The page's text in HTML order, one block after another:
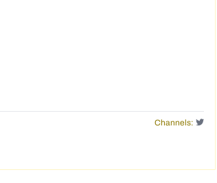
Channels: